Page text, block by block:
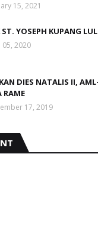
15, 2021
ST. YOSEPH KUPANG
05, 2020
DIES NATALIS II,
RAME
17, 2019